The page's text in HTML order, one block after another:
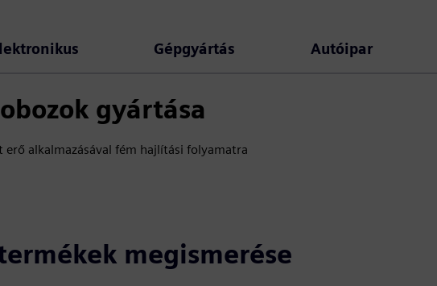
Gépgyártás Autóipar
gyártása
alkalmazásával fém hajlítási folyamatra
megismerése